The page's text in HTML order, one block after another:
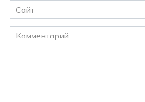
Сайт
Комментарий